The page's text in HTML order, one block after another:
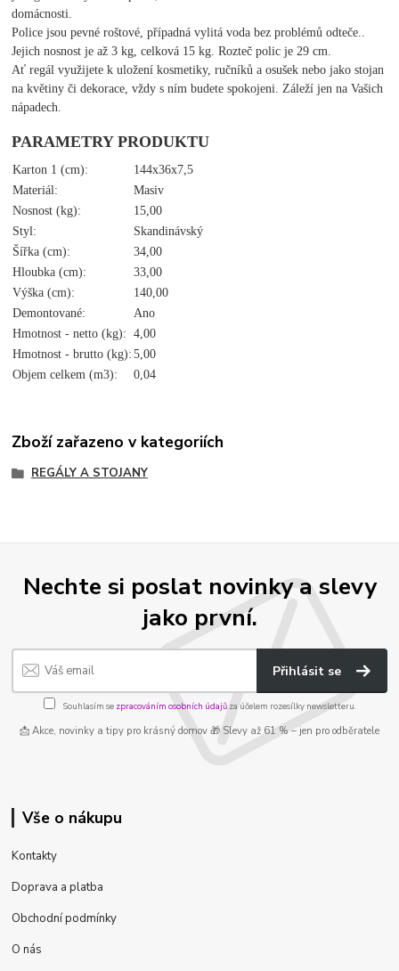
domácnosti.
Police jsou pevné roštové, případná vylitá voda bez problémů odteče..
Jejich nosnost je až 3 kg, celková 15 kg. Rozteč polic je 29 cm.
Ať regál využijete k uložení kosmetiky, ručníků a osušek nebo jako stojan
na květiny či dekorace, vždy s ním budete spokojeni. Záleží jen na Vašich
nápadech.
PARAMETRY PRODUKTU
Karton 1 (cm):
144x36x7,5
Materiál:
Masiv
Nosnost (kg):
15,00
Styl:
Skandinávský
Šířka (cm):
34,00
Hloubka (cm):
33,00
Výška (cm):
140,00
Demontované:
Ano
Hmotnost - netto (kg):
4,00
Hmotnost - brutto (kg): 5,00
Objem celkem (m3):
0,04
Zboží zařazeno v kategoriích
REGÁLY A STOJANY
Nechte si poslat novinky a slevy
jako první.
Přihlásit se
Souhlasím se zpracováním osobních údajůza účelem rozesílky newsletteru.
📩 Akce, novinky a tipy pro krásný domov 🎁 Slevy až 61 % – jen pro odběratele
Vše o nákupu
Kontakty
Doprava a platba
Obchodní podmínky
O nás